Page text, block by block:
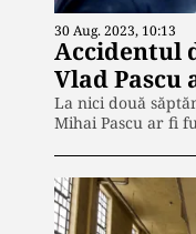
30 Aug. 2023, 10:13
Accidentul
Vlad
La nici două
Mihai Pascu ar fi